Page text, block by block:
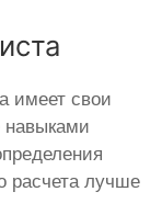
имеет свои
навыками
расчета лучше